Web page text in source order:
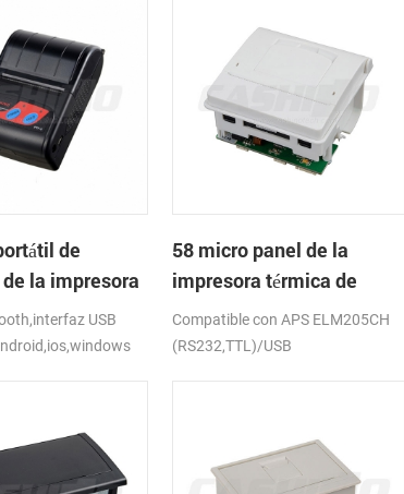
de
la impresora
PTP-II
USB
58 micro panel de la
impresora térmica de
recibos CSN-A1
Compatible con APS ELM205CH
(RS232,TTL)/USB